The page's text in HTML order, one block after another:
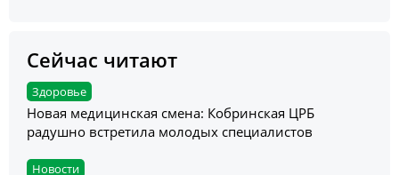
Сейчас читают
Здоровье
Новая медицинская смена: Кобринская ЦРБ
радушно встретила молодых специалистов
Новости